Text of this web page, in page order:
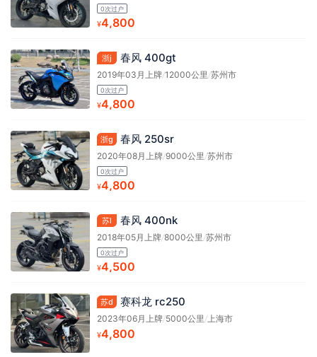
0次过户
¥4,800
浙j 春风 400gt
2019年03月上牌/12000公里/苏州市
0次过户
¥4,800
浙g 春风 250sr
2020年08月上牌/9000公里 /苏州市
0次过户
¥4,800
苏l 春风 400nk
2018年05月上牌/8000公里 /苏州市
0次过户
¥4,500
苏d 赛科龙 rc250
2023年06月上牌/5000公里 /上海市
¥4,800